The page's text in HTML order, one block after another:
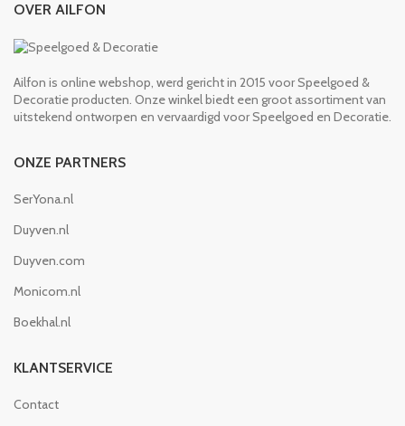
OVER AILFON
Ailfon is online webshop, werd gericht in 2015 voor Speelgoed &
Decoratie producten. Onze winkel biedt een groot assortiment van
uitstekend ontworpen en vervaardigd voor Speelgoed en Decoratie.
ONZE PARTNERS
SerYona.nl
Duyven.nl
Duyven.com
Monicom.nl
Boekhal.nl
KLANTSERVICE
Contact